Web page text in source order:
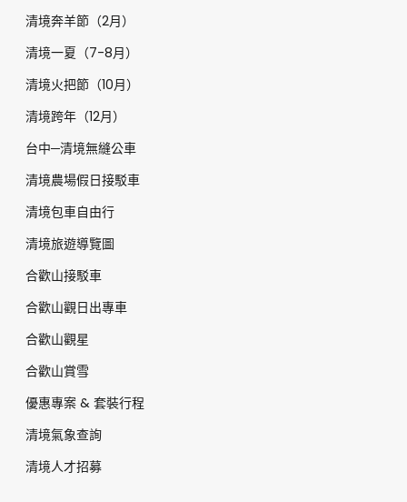
清境奔羊節（2月）
清境一夏（7-8月）
清境火把節（10月）
清境跨年（12月）
台中─清境無縫公車
清境農場假日接駁車
清境包車自由行
清境旅遊導覽圖
合歡山接駁車
合歡山觀日出專車
合歡山觀星
合歡山賞雪
優惠專案 & 套裝行程
清境氣象查詢
清境人才招募